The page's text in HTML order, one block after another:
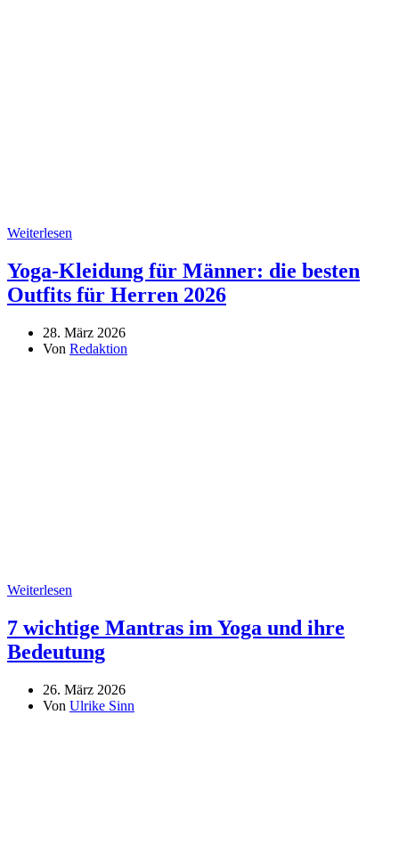
Weiterlesen
Yoga-Kleidung für Männer: die besten
Outfits für Herren 2026
28. März 2026
Von Redaktion
Weiterlesen
7 wichtige Mantras im Yoga und ihre
Bedeutung
26. März 2026
Von Ulrike Sinn